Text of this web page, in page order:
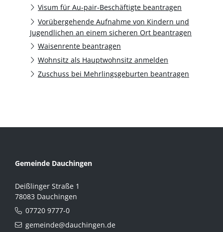
Visum für Au-pair-Beschäftigte beantragen
Vorübergehende Aufnahme von Kindern und
Jugendlichen an einem sicheren Ort beantragen
Waisenrente beantragen
Wohnsitz als Hauptwohnsitz anmelden
Zuschuss bei Mehrlingsgeburten beantragen
Gemeinde Dauchingen
Deißlinger Straße 1
78083 Dauchingen
07720 9777-0
gemeinde@dauchingen.de